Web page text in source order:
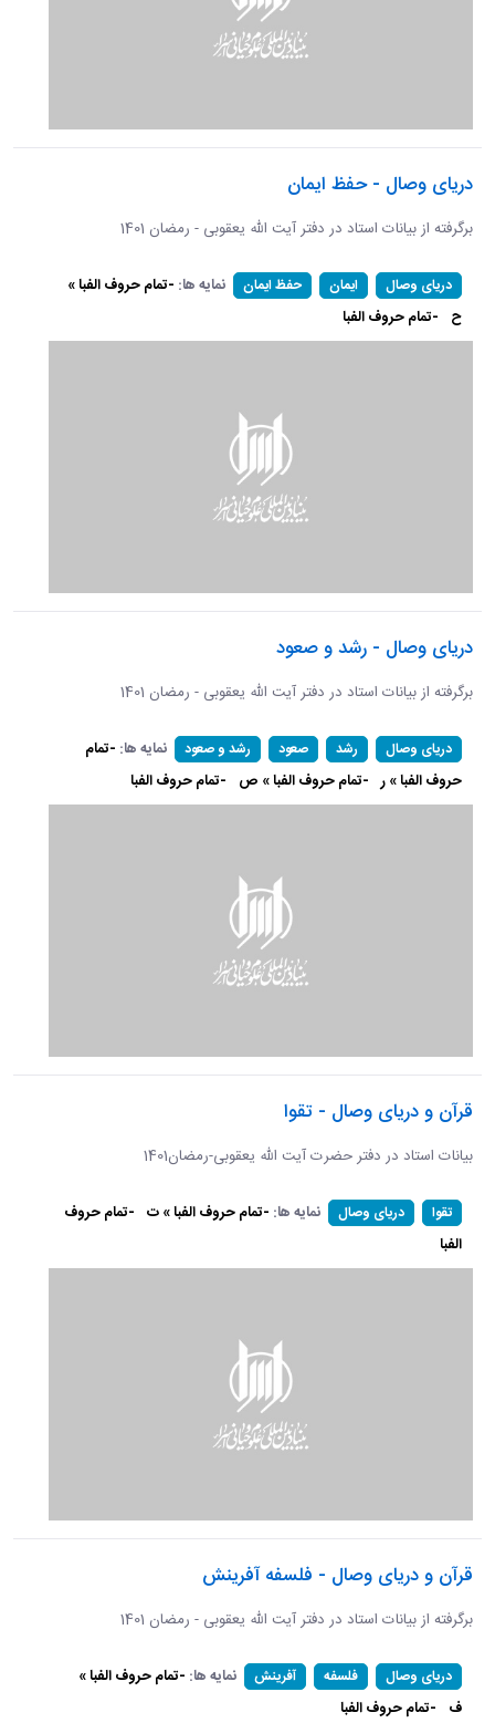
دریای وصال - حفظ ایمان
برگرفته از بیانات استاد در دفتر آیت الله یعقوبی - رمضان 1401
دریای وصال ایمان حفظ ایمان نمایه ها: -تمام حروف الفبا »
ح -تمام حروف الفبا
دریای وصال - رشد و صعود
برگرفته از بیانات استاد در دفتر آیت الله یعقوبی - رمضان 1401
دریای وصال رشد صعود رشد و صعود نمایه ها: -تمام
حروف الفبا » ر -تمام حروف الفبا » ص -تمام حروف الفبا
قرآن و دریای وصال - تقوا
بیانات استاد در دفتر حضرت آیت الله یعقوبی-رمضان1401
تقوا دریای وصال نمایه ها: -تمام حروف الفبا » ت -تمام حروف
الفبا
قرآن و دریای وصال - فلسفه آفرینش
برگرفته از بیانات استاد در دفتر آیت الله یعقوبی - رمضان 1401
دریای وصال فلسفه آفرینش نمایه ها: -تمام حروف الفبا »
ف -تمام حروف الفبا